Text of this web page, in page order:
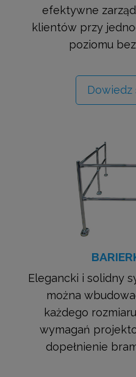
efektywne
klientów przy
poziomu
Dowiedz
Elegancki i solidny
można
każdego
wymagań
dopełnienie